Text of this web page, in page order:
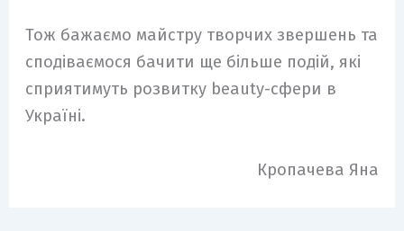
Тож бажаємо майстру творчих звершень та
сподіваємося бачити ще більше подій, які
сприятимуть розвитку beauty-сфери в
Україні.
Кропачева Яна